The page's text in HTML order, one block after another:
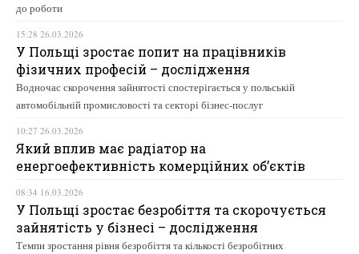
до роботи
15:28 26.03.2026
У Польщі зростає попит на працівників
фізичних професій – дослідження
Водночас скорочення зайнятості спостерігається у польській
автомобільній промисловості та секторі бізнес-послуг
10:27 26.03.2026
Який вплив має радіатор на
енергоефективність комерційних об’єктів
08:34 16.03.2026
У Польщі зростає безробіття та скорочується
зайнятість у бізнесі – дослідження
Темпи зростання рівня безробіття та кількості безробітних